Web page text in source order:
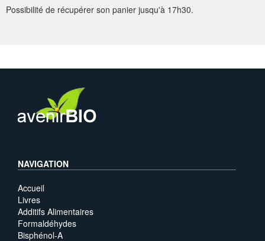
Possibilité de récupérer son panier jusqu'à 17h30.
NAVIGATION
Accueil
Livres
Additifs Alimentaires
Formaldéhydes
Bisphénol-A